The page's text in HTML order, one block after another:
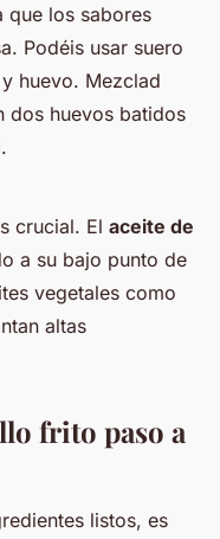
que los sabores
Podéis usar suero
huevo. Mezclad
dos huevos batidos
crucial. El aceite de
a su bajo punto de
vegetales como
altas
frito paso a
listos, es